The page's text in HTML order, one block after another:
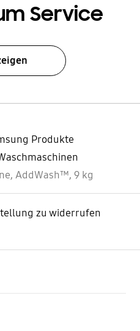
Service
Produkte
AddWash™, 9 kg
zu widerrufen